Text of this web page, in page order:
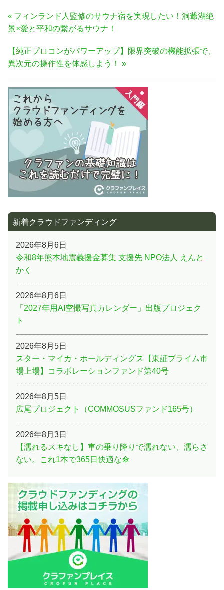
投
稿
ビ
ゲ
ー
シ
ョ
ン
前
の
事:
フィンランド人監修のサウナ宿を実現したい！洞爺湖絶
景×愛と平和の繋がるサウナ！
次
の
事:
【純正プロコンがパワーアップ】限界突破の機能拡張で、
異次元の操作性を体感しよう！
新着クラウドファンディング
2026年8月6日
令和8年熊本地震義援金募集 支援先 NPO法人 えんと
かく
2026年8月6日
「2027年用AI空撮写真カレンダー」出版プロジェク
ト
2026年8月5日
スター・マイカ・ホールディングス【東証プライム市
場上場】コラボレーションファンド第40号
2026年8月5日
広尾プロジェクト（COMMOSUSファンド165号）
2026年8月3日
【濡れるスキなし】車の乗り降りで濡れない、濡らさ
ない。これ1本で365日快適な傘